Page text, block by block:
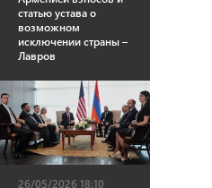
статью устава о
возможном
исключении страны –
Лавров
26/05/2026 18:10